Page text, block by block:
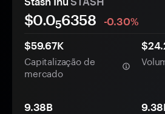
$0.056358
-0.30%
$59.67K
Capitalização de
mercado
9.38B